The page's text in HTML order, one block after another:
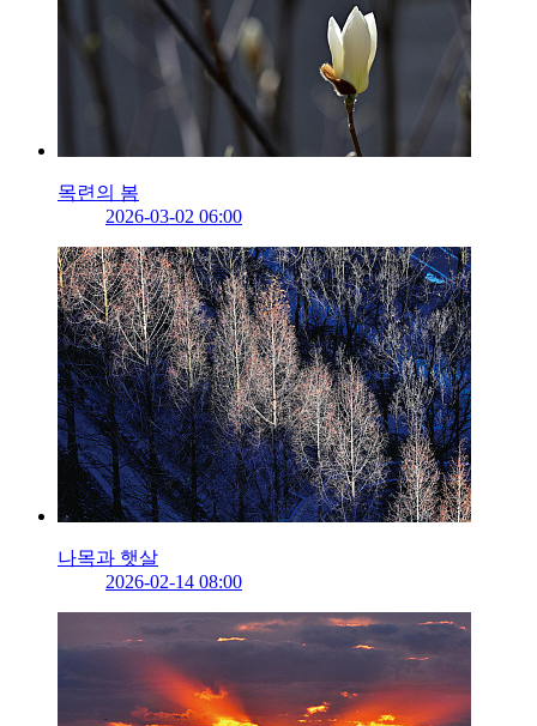
목련의 봄
2026-03-02 06:00
나목과 햇살
2026-02-14 08:00